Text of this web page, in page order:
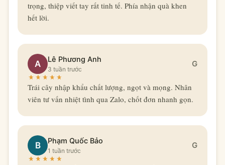
trọng, thiệp viết tay rất tinh tế. Phía nhận quà khen
hết lời.
A Lê Phương Anh
3 tuần trước
G
Trái cây nhập khẩu chất lượng, ngọt và mọng. Nhân
viên tư vấn nhiệt tình qua Zalo, chốt đơn nhanh gọn.
B Phạm Quốc Bảo
1 tuần trước
G